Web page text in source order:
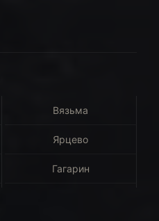
Вязьма
Ярцево
Гагарин